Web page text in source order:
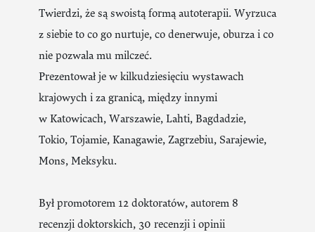
Twierdzi, że są swoistą formą autoterapii. Wyrzuca
z siebie to co go nurtuje, co denerwuje, oburza i co
nie pozwala mu milczeć.
Prezentował je w kilkudziesięciu wystawach
krajowych i za granicą, między innymi
w Katowicach, Warszawie, Lahti, Bagdadzie,
Tokio, Tojamie, Kanagawie, Zagrzebiu, Sarajewie,
Mons, Meksyku.
Był promotorem 12 doktoratów, autorem 8
recenzji doktorskich, 30 recenzji i opinii